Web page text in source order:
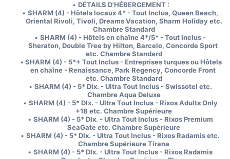
DÉTAILS D'HÉBERGEMENT :
SHARM (4) - Hôtels locaux 4* - Tout Inclus, Queen Beach,
Oriental Rivoli, Tivoli, Dreams Vacation, Sharm Holiday etc.
Chambre Standard
SHARM (4) - Hôtels en chaîne 4*/5* - Tout Inclus -
Sheraton, Double Tree by Hilton, Barcelo, Concorde Sport
etc. Chambre Standard
SHARM (4) - 5*+ Tout Inclus - Entreprises turques ou Hôtels
en chaîne - Renaissance, Park Regency, Concorde Front
etc. Chambre Standard
SHARM (4) - 5* Dlx. - Ultra Tout Inclus - Swissotel etc.
Chambre Aqua Deluxe
SHARM (4) - 5* Dlx. - Ultra Tout Inclus - Rixos Adults Only
+18 etc. Chambre Supérieure
SHARM (4) - 5* Dlx. - Ultra Tout Inclus - Rixos Premium
SeaGate etc. Chambre Supérieure
SHARM (4) - 5* Dlx. - Ultra Tout Inclus - Rixos Radamis etc.
Chambre Supérieure Tirana
SHARM (4) - 5* Dlx. - Ultra Tout Inclus - Rixos Radamis